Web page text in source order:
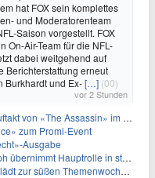
hat FOX sein komplettes
und Moderatorenteam
Saison vorgestellt. FOX
On-Air-Team für die NFL-
dabei weitgehend auf
Berichterstattung erneut
Burkhardt und Ex-[…] (00)
vor 2 Stunden
«The Assassin» im Fernsehen
zum Promi-Event
Ausgabe
in starbesetzter schwarzer Komödie
zur süßen Themenwoche ein